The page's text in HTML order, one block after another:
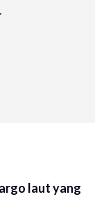
laut yang